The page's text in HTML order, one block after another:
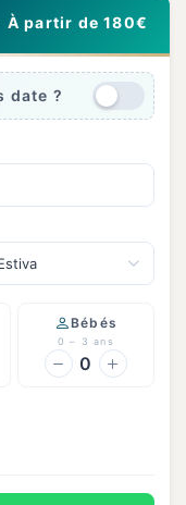
À partir de 180€
date ?
Bébés
0 – 3 ans
0